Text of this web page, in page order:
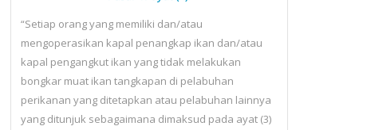
“Setiap orang yang memiliki dan/atau
mengoperasikan kapal penangkap ikan dan/atau
kapal pengangkut ikan yang tidak melakukan
bongkar muat ikan tangkapan di pelabuhan
perikanan yang ditetapkan atau pelabuhan lainnya
yang ditunjuk sebagaimana dimaksud pada ayat (3)